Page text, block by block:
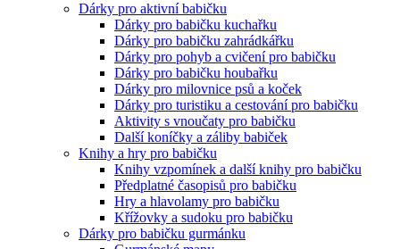
Dárky pro aktivní babičku
Dárky pro babičku kuchařku
Dárky pro babičku zahrádkářku
Dárky pro pohyb a cvičení pro babičku
Dárky pro babičku houbařku
Dárky pro milovnice psů a koček
Dárky pro turistiku a cestování pro babičku
Aktivity s vnoučaty pro babičku
Další koníčky a záliby babiček
Knihy a hry pro babičku
Knihy vzpomínek a další knihy pro babičku
Předplatné časopisů pro babičku
Hry a hlavolamy pro babičku
Křížovky a sudoku pro babičku
Dárky pro babičku gurmánku